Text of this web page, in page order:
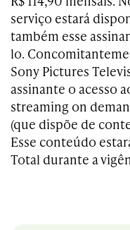
serviço estará
também esse
lo.
Sony Pictures
assinante o acesso
streaming on
(que dispõe de
Esse conteúdo
Total durante a